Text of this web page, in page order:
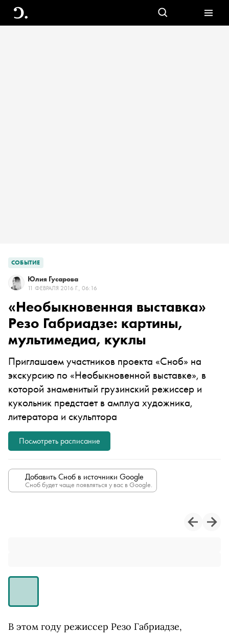
СОБЫТИЕ
Юлия Гусарова
11 ФЕВРАЛЯ 2016 Г., 06:16
«Необыкновенная выставка»
Резо Габриадзе: картины,
мультимедиа, куклы
Приглашаем участников проекта «Сноб» на
экскурсию по «Необыкновенной выставке», в
которой знаменитый грузинский режиссер и
кукольник предстает в амплуа художника,
литератора и скульптора
Посмотреть расписание
Добавить Сноб в источники Google
Сноб будет чаще появляться у вас в Google.
В этом году режиссер Резо Габриадзе,